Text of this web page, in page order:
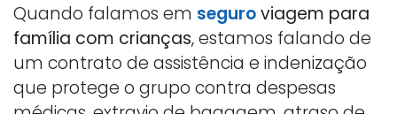
Quando falamos em seguroviagem para
família com crianças, estamos falando de
um contrato de assistência e indenização
que protege o grupo contra despesas